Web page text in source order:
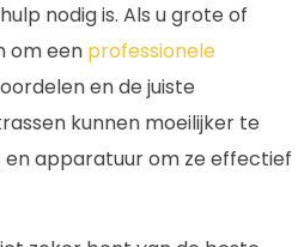
nodig is. Als u grote of
om een professionele
en de juiste
kunnen moeilijker te
en apparatuur om ze effectief